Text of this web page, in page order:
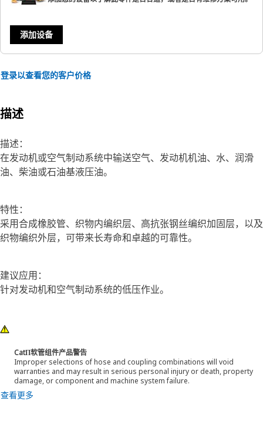
添加设备
登录以查看您的客户价格
描述
描述：
在发动机或空气制动系统中输送空气、发动机机油、水、润滑
油、柴油或石油基液压油。
特性：
采用合成橡胶管、织物内编织层、高抗张钢丝编织加固层，以及
织物编织外层，可带来长寿命和卓越的可靠性。
建议应用：
针对发动机和空气制动系统的低压作业。
CatΠ软管组件产品警告
Improper selections of hose and coupling combinations will void
warranties and may result in serious personal injury or death, property
damage, or component and machine system failure.
查看更多